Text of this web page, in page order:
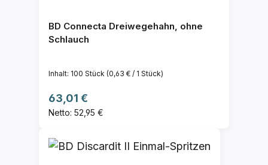
BD Connecta Dreiwegehahn, ohne
Schlauch
Inhalt: 100 Stück (0,63 € / 1 Stück)
Regulärer Preis:
63,01 €
Netto: 52,95 €